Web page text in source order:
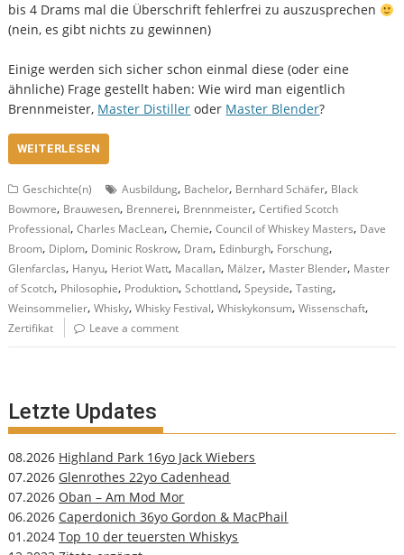
bis 4 Drams mal die Überschrift fehlerfrei zu auszusprechen
(nein, es gibt nichts zu gewinnen)
Einige werden sich sicher schon einmal diese (oder eine
ähnliche) Frage gestellt haben: Wie wird man eigentlich
Brennmeister, Master Distiller oder Master Blender?
WEITERLESEN
Geschichte(n) Ausbildung, Bachelor, Bernhard Schäfer, Black
Bowmore, Brauwesen, Brennerei, Brennmeister,Certified Scotch
Professional,Charles MacLean,Chemie,Council of Whiskey Masters, Dave
Broom, Diplom, Dominic Roskrow, Dram, Edinburgh, Forschung,
Glenfarclas, Hanyu, Heriot Watt, Macallan, Mälzer, Master Blender, Master
of Scotch, Philosophie, Produktion,Schottland,Speyside,Tasting,
Weinsommelier,Whisky,Whisky Festival,Whiskykonsum,Wissenschaft,
Zertifikat Leave a comment
Letzte Updates
08.2026 Highland Park 16yo Jack Wiebers
07.2026 Glenrothes 22yo Cadenhead
07.2026 Oban – Am Mod Mor
06.2026 Caperdonich 36yo Gordon & MacPhail
01.2024Top 10 der teuersten Whiskys